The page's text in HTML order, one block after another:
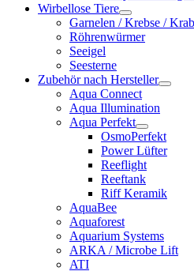
Wirbellose Tiere
Garnelen / Krebse /
Röhrenwürmer
Seeigel
Seesterne
Zubehör nach Hersteller
Aqua Connect
Aqua Illumination
Aqua Perfekt
OsmoPerfekt
Power Lüfter
Reeflight
Reeftank
Riff Keramik
AquaBee
Aquaforest
Aquarium Systems
ARKA / Microbe Lift
ATI